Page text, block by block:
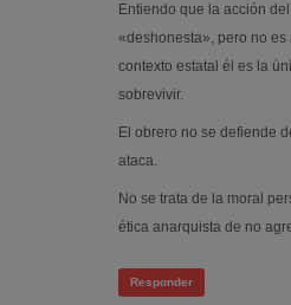
Entiendo que la acción
«deshonesta», pero no es
contexto estatal él es la
sobrevivir.
El obrero no se defiende
ataca.
No se trata de la moral
ética anarquista de no
Responder